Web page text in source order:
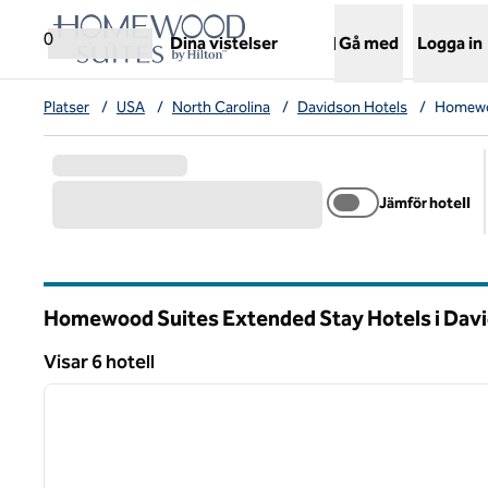
Gå vidare till innehållet
0
Dina vistelser
,öppnar ny flik
Gå med Logga in
Platser / USA / North Carolina / Davidson Hotels /
Jämför hotell
Homewood Suites Extended Stay Hotels i
Visar 6 hotell
Visar 6 hotell
1 av 12